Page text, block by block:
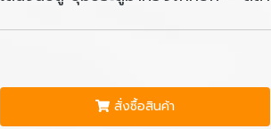
สั่งซื้อสินค้า